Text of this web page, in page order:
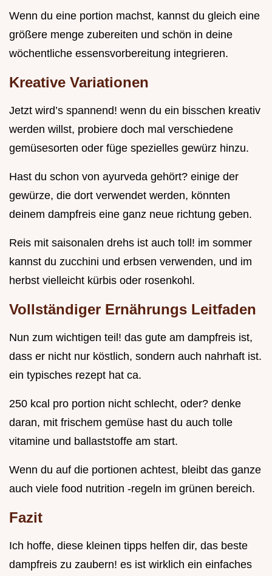
Wenn du eine portion machst, kannst du gleich eine
größere menge zubereiten und schön in deine
wöchentliche essensvorbereitung integrieren.
Kreative Variationen
Jetzt wird’s spannend! wenn du ein bisschen kreativ
werden willst, probiere doch mal verschiedene
gemüsesorten oder füge spezielles gewürz hinzu.
Hast du schon von ayurveda gehört? einige der
gewürze, die dort verwendet werden, könnten
deinem dampfreis eine ganz neue richtung geben.
Reis mit saisonalen drehs ist auch toll! im sommer
kannst du zucchini und erbsen verwenden, und im
herbst vielleicht kürbis oder rosenkohl.
Vollständiger Ernährungs Leitfaden
Nun zum wichtigen teil! das gute am dampfreis ist,
dass er nicht nur köstlich, sondern auch nahrhaft ist.
ein typisches rezept hat ca.
250 kcal pro portion nicht schlecht, oder? denke
daran, mit frischem gemüse hast du auch tolle
vitamine und ballaststoffe am start.
Wenn du auf die portionen achtest, bleibt das ganze
auch viele food nutrition -regeln im grünen bereich.
Fazit
Ich hoffe, diese kleinen tipps helfen dir, das beste
dampfreis zu zaubern! es ist wirklich ein einfaches